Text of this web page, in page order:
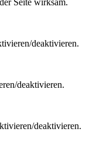
Seite wirksam.
deaktivieren.
deaktivieren.
deaktivieren.